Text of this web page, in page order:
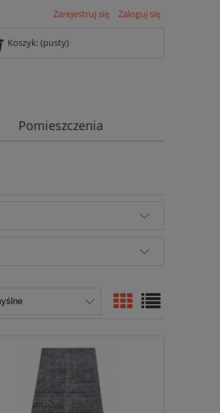
Zarejestruj się Zaloguj się
Koszyk:(pusty)
Pomieszczenia